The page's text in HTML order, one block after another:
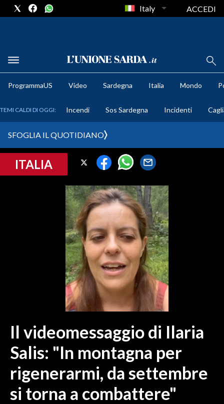
METEO
CRONACA SARDEGNA
PROVINCIA DI CAGLIARI
SULCIS IGLESIENTE
MEDIO CAMPIDANO
ORISTANO E PROVINCIA
SASSARI E PROVINCIA
NUORO E PROVINCIA
ITALIA
MONDO
POLITICA
Italy ACCEDI
ProgrammaUS Video Sardegna Italia Mondo
TEMI CALDI DI OGGI: Incendi Sos Sardegna Incidenti
SFOGLIA IL QUOTIDIANO
ITALIA
Il videomessaggio di Ilaria
Salis: "In montagna per
rigenerarmi, da settembre
si torna a combattere"